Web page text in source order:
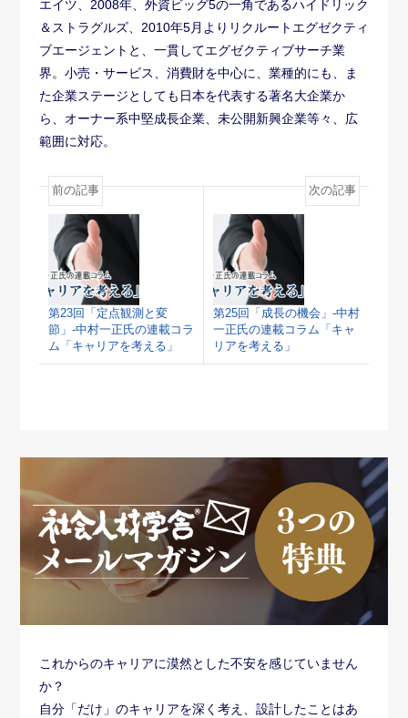
エイツ、2008年、外資ビッグ5の一角であるハイドリック
＆ストラグルズ、2010年5月よりリクルートエグゼクティ
ブエージェントと、一貫してエグゼクティブサーチ業
界。小売・サービス、消費財を中心に、業種的にも、ま
た企業ステージとしても日本を代表する著名大企業か
ら、オーナー系中堅成長企業、未公開新興企業等々、広
範囲に対応。
前の記事
第23回「定点観測と変
節」-中村一正氏の連載コラ
ム「キャリアを考える」
次の記事
第25回「成長の機会」-中村
一正氏の連載コラム「キャ
リアを考える」
これからのキャリアに漠然とした不安を感じていません
か？
自分「だけ」のキャリアを深く考え、設計したことはあ